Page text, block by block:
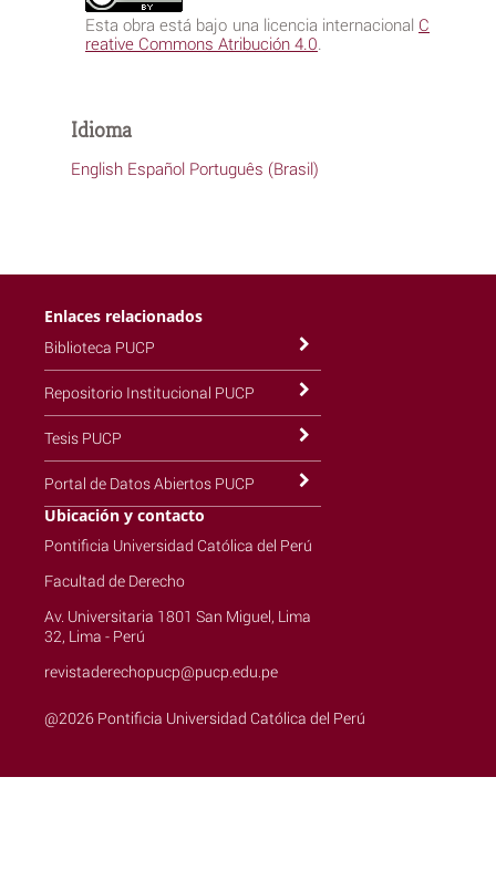
Esta obra está bajo una licencia internacional C
reative Commons Atribución 4.0
Idioma
English Español Português (Brasil)
Enlaces relacionados
Biblioteca PUCP
Repositorio Institucional PUCP
Tesis PUCP
Portal de Datos Abiertos PUCP
Ubicación y contacto
Pontificia Universidad Católica del Perú
Facultad de Derecho
Av. Universitaria 1801 San Miguel, Lima
32, Lima - Perú
revistaderechopucp@pucp.edu.pe
@2026 Pontificia Universidad Católica del Perú